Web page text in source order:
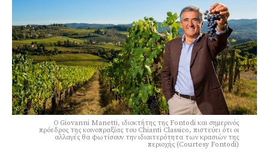
Ο Giovanni Manetti, ιδιοκτήτης της Fontodi και σημερινός
πρόεδρος της κοινοπραξίας του Chianti Classico, πιστεύει ότι οι
αλλαγές θα φωτίσουν την ιδιαιτερότητα των κρασιών της
περιοχής (Courtesy Fontodi)